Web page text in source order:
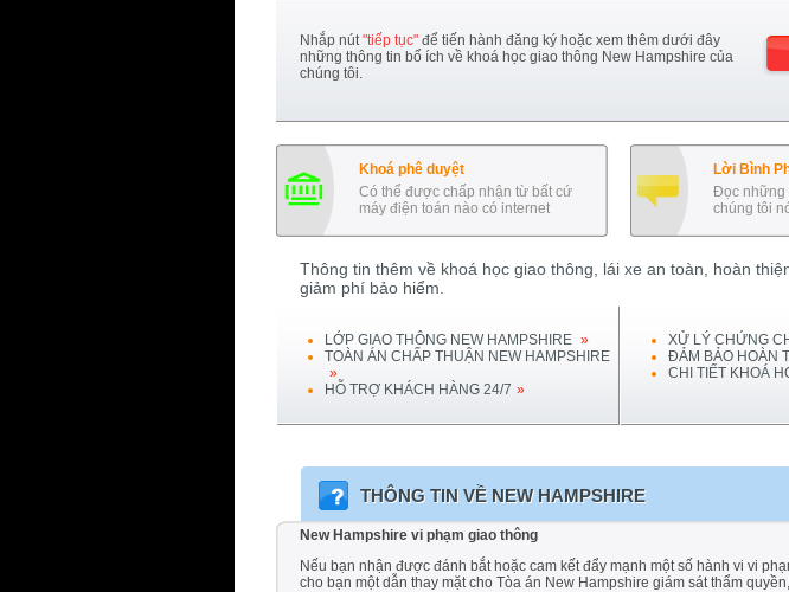
Nhắp nút"tiếp tục" để tiến hành đăng ký hoặc xem thêm dưới đây
những thông tin bổ ích về khoá học giao thông New Hampshire của
chúng tôi.
Khoá phê duyệt
Có thể được chấp nhận từ bất cứ
máy điện toán nào có internet
Lời Bình
Đọc những
chúng tôi
Thông tin thêm về khoá học giao thông, lái xe an toàn, hoàn
giảm phí bảo hiểm.
LỚP GIAO THÔNG NEW HAMPSHIRE »
TOÀN ÁN CHẤP THUẬN NEW HAMPSHIRE
»
HỖ TRỢ KHÁCH HÀNG 24/7 »
XỬ LÝ CHỨNG
ĐẢM BẢO HOÀN
CHI TIẾT KHOÁ
THÔNG TIN VỀ NEW HAMPSHIRE
New Hampshire vi phạm giao thông
Nếu bạn nhận được đánh bắt hoặc cam kết đẩy mạnh một số hành vi vi
cho bạn một dẫn thay mặt cho Tòa án New Hampshire giám sát thẩm